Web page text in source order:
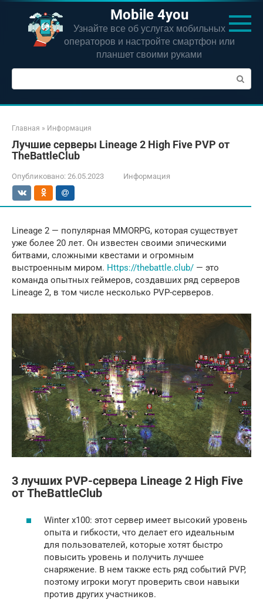
Перейти
контенту
Mobile 4you
Узнайте все об услугах мобильных
операторов и настройте смартфон или
планшет своими руками
Поиск:
Главная » Информация
Лучшие серверы Lineage 2 High Five PVP от
TheBattleClub
Опубликовано: 26.05.2023 Информация
Lineage 2 — популярная MMORPG, которая существует
уже более 20 лет. Он известен своими эпическими
битвами, сложными квестами и огромным
выстроенным миром. Https://thebattle.club/ — это
команда опытных геймеров, создавших ряд серверов
Lineage 2, в том числе несколько PVP-серверов.
3 лучших PVP-сервера Lineage 2 High Five
от TheBattleClub
Winter x100: этот сервер имеет высокий уровень
опыта и гибкости, что делает его идеальным
для пользователей, которые хотят быстро
повысить уровень и получить лучшее
снаряжение. В нем также есть ряд событий PVP,
поэтому игроки могут проверить свои навыки
против других участников.